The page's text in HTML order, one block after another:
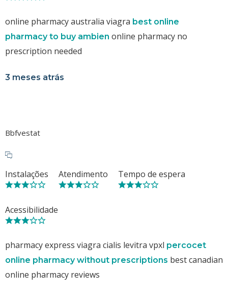
online pharmacy australia viagra best online
pharmacy to buy ambien online pharmacy no
prescription needed
3 meses atrás
Bbfvestat
Instalações Atendimento Tempo de espera
Acessibilidade
pharmacy express viagra cialis levitra vpxl percocet
online pharmacy without prescriptions best canadian
online pharmacy reviews